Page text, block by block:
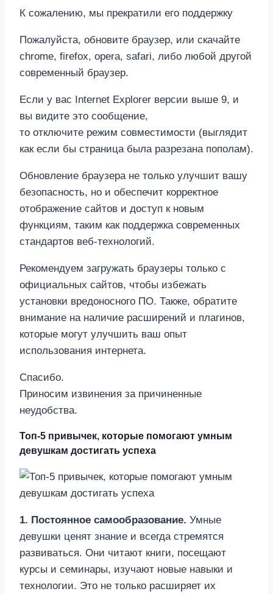
К сожалению, мы прекратили его поддержку
Пожалуйста, обновите браузер, или скачайте
chrome, firefox, opera, safari, либо любой другой
современный браузер.
Если у вас Internet Explorer версии выше 9, и
вы видите это сообщение,
то отключите режим совместимости (выглядит
как если бы страница была разрезана пополам).
Обновление браузера не только улучшит вашу
безопасность, но и обеспечит корректное
отображение сайтов и доступ к новым
функциям, таким как поддержка современных
стандартов веб-технологий.
Рекомендуем загружать браузеры только с
официальных сайтов, чтобы избежать
установки вредоносного ПО. Также, обратите
внимание на наличие расширений и плагинов,
которые могут улучшить ваш опыт
использования интернета.
Спасибо.
Приносим извинения за причиненные
неудобства.
Топ-5 привычек, которые помогают умным
девушкам достигать успеха
1. Постоянное самообразование. Умные
девушки ценят знание и всегда стремятся
развиваться. Они читают книги, посещают
курсы и семинары, изучают новые навыки и
технологии. Это не только расширяет их